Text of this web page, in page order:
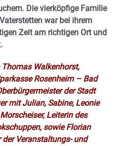
Die vierköpfige Familie
war bei ihrem
Zeit am richtigen Ort und
Walkenhorst,
Rosenheim – Bad
der Stadt
mit Julian, Sabine, Leonie
Leiterin des
sowie Florian
Veranstaltungs- und